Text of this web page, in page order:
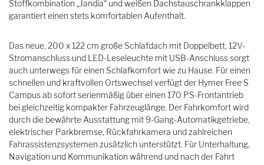
Stoffkombination „Jandia“ und weißen Dachstauschrankklappen
garantiert einen stets komfortablen Aufenthalt.
Das neue, 200 x 122 cm große Schlafdach mit Doppelbett, 12V-
Stromanschluss und LED-Leseleuchte mit USB-Anschluss sorgt
auch unterwegs für einen Schlafkomfort wie zu Hause. Für einen
schnellen und kraftvollen Ortswechsel verfügt der Hymer Free S
Campus ab sofort serienmäßig über einen 170 PS-Frontantrieb
bei gleichzeitig kompakter Fahrzeuglänge. Der Fahrkomfort wird
durch die bewährte Ausstattung mit 9-Gang-Automatikgetriebe,
elektrischer Parkbremse, Rückfahrkamera und zahlreichen
Fahrassistenzsystemen zusätzlich unterstützt. Für Unterhaltung,
Navigation und Kommunikation während und nach der Fahrt